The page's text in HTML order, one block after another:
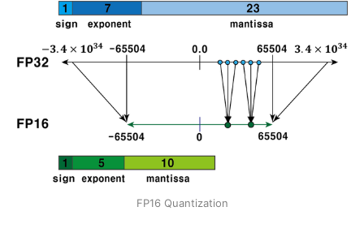
FP16 Quantization